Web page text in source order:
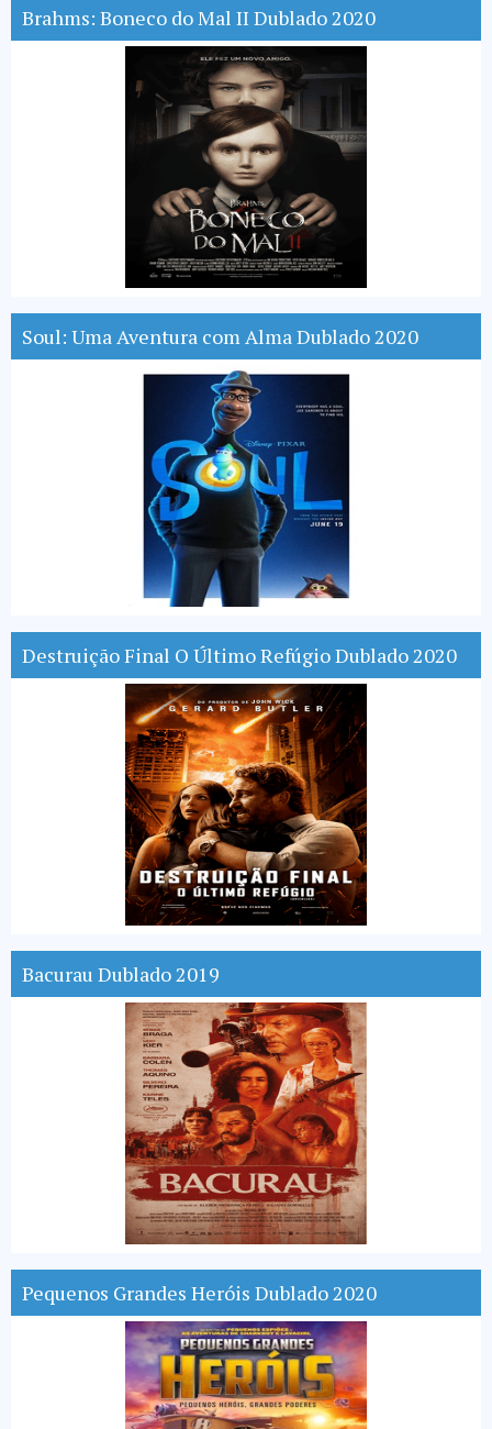
Brahms: Boneco do Mal II Dublado 2020
Soul: Uma Aventura com Alma Dublado 2020
Destruição Final O Último Refúgio Dublado 2020
Bacurau Dublado 2019
Pequenos Grandes Heróis Dublado 2020